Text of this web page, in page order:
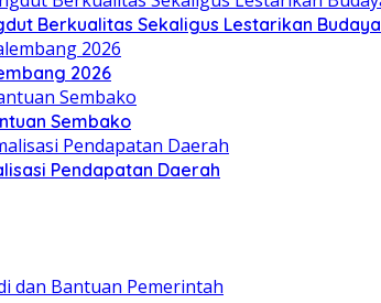
Berkualitas Sekaligus Lestarikan Budaya
2026
Sembako
Pendapatan Daerah